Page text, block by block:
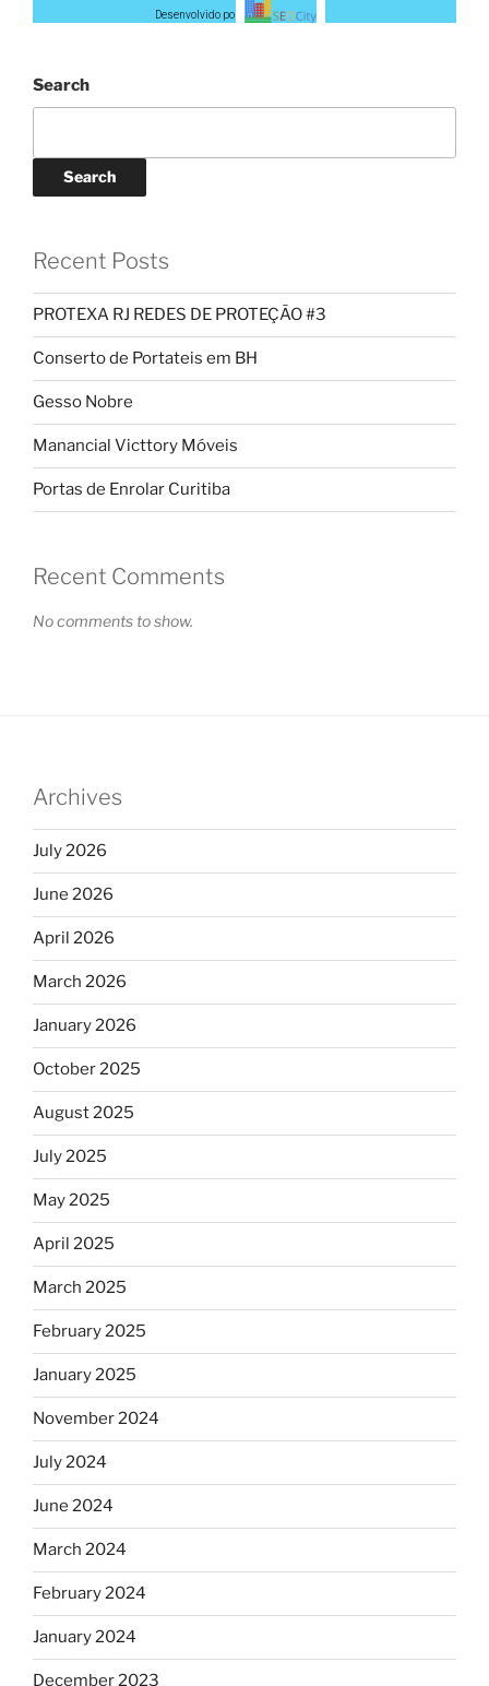
Desenvolvido por:
Search
Search
Recent Posts
PROTEXA RJ REDES DE PROTEÇÃO #3
Conserto de Portateis em BH
Gesso Nobre
Manancial Victtory Móveis
Portas de Enrolar Curitiba
Recent Comments
No comments to show.
Archives
July 2026
June 2026
April 2026
March 2026
January 2026
October 2025
August 2025
July 2025
May 2025
April 2025
March 2025
February 2025
January 2025
November 2024
July 2024
June 2024
March 2024
February 2024
January 2024
December 2023